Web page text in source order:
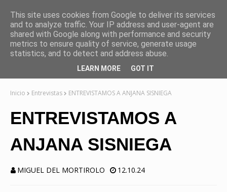
Inicio Entrevistas ENTREVISTAMOS A ANJANA SISNIEGA
ENTREVISTAMOS A
ANJANA SISNIEGA
MIGUEL DEL MORTIROLO 12.10.24
This site uses cookies from Google to deliver its services
and to analyze traffic. Your IP address and user-agent are
shared with Google along with performance and security
metrics to ensure quality of service, generate usage
statistics, and to detect and address abuse.
LEARN MORE GOT IT